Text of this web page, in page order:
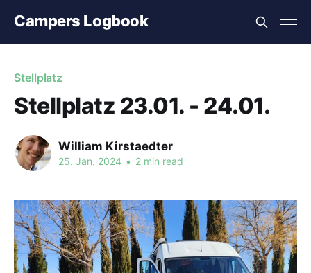
Campers Logbook
Stellplatz
Stellplatz 23.01. - 24.01.
William Kirstaedter
25. Jan. 2024 • 2 min read